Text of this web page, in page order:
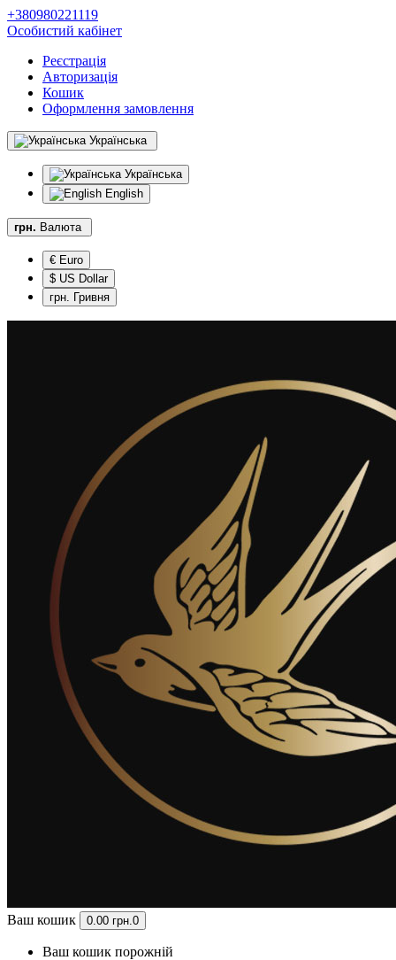
+380980221119
Особистий кабінет
Реєстрація
Авторизація
Кошик
Оформлення замовлення
Українська
Українська
English
грн. Валюта
€ Euro
$ US Dollar
грн. Гривня
Ваш кошик 0.00 грн.0
Ваш кошик порожній